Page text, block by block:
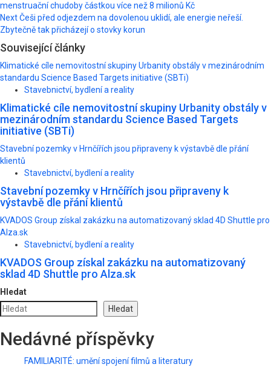
navigation
menstruační chudoby částkou více než 8 milionů Kč
NextČeši před odjezdem na dovolenou uklidí, ale energie neřeší.
Zbytečně tak přicházejí o stovky korun
Související články
Klimatické cíle nemovitostní skupiny Urbanity obstály v mezinárodním
standardu Science Based Targets initiative (SBTi)
Stavebnictví, bydlení a reality
Klimatické cíle nemovitostní skupiny Urbanity obstály v
mezinárodním standardu Science Based Targets
initiative (SBTi)
Stavební pozemky v Hrnčířích jsou připraveny k výstavbě dle přání
klientů
Stavebnictví, bydlení a reality
Stavební pozemky v Hrnčířích jsou připraveny k
výstavbě dle přání klientů
KVADOS Group získal zakázku na automatizovaný sklad 4D Shuttle pro
Alza.sk
Stavebnictví, bydlení a reality
KVADOS Group získal zakázku na automatizovaný
sklad 4D Shuttle pro Alza.sk
Hledat
Hledat
Nedávné příspěvky
FAMILIARITÉ: umění spojení filmů a literatury